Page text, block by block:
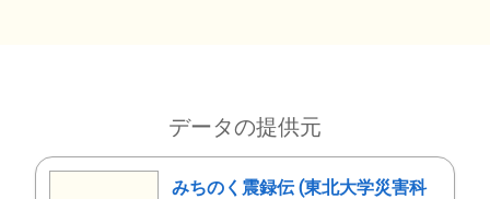
データの提供元
みちのく震録伝 (東北大学災害科